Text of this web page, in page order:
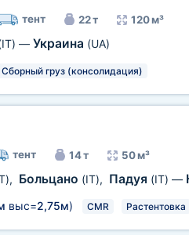
тент 22 т 120 м³
— Украина (UA)
Сборный груз (консолидация)
тент 14 т 50 м³
, Больцано (IT), Падуя (IT) —
выс=2,75м) CMR Растентовка